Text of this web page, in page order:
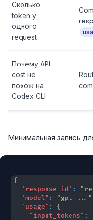
Сколько
token у
одного
request
Почему API
cost не
похож на
Codex CLI
Минимальная запись
{
"response_id" :
"model" : "gpt-..."
"usage" :
{
"input_tokens" :